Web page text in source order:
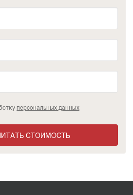
персональных данных
СТОИМОСТЬ